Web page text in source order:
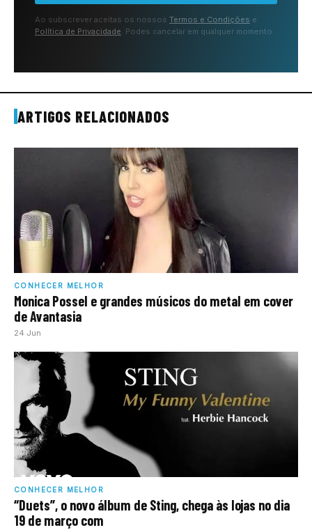
Ao subscrever aceitas os nossos Termos e Condições e
Política de Privacidade. Podes cancelar em qualquer momento.
ARTIGOS RELACIONADOS
CONHECER MELHOR
Monica Possel e grandes músicos do metal em cover
de Avantasia
24 Jun
CONHECER MELHOR
“Duets”, o novo álbum de Sting, chega às lojas no dia
19 de março com